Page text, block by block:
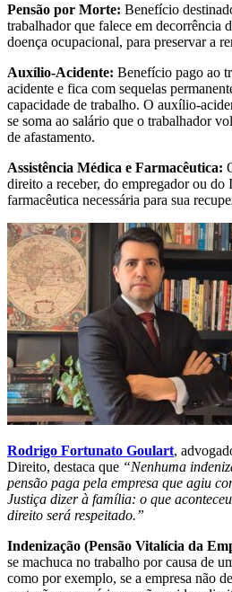
Pensão por Morte: Benefício
trabalhador que falece em decorrência
doença ocupacional, para preservar a
Auxílio-Acidente: Benefício pago ao
acidente e fica com sequelas
capacidade de trabalho. O auxílio-
se soma ao salário que o trabalhador
de afastamento.
Assistência Médica e Farmacêutica:
direito a receber, do empregador ou do
farmacêutica necessária para sua
Rodrigo Fortunato Goulart,
Direito, destaca que “Nenhuma
pensão paga pela empresa que agiu
Justiça dizer à família: o que
direito será respeitado.”
Indenização (Pensão Vitalícia da
se machuca no trabalho por causa de
como por exemplo, se a empresa não